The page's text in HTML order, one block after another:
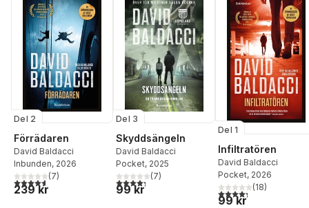
Del 2
Förrädaren
David Baldacci
Inbunden, 2026
4,6utav 5 stjärnor. Totalt antal röster:
(7)
239 kr
Del 3
Skyddsängeln
David Baldacci
Pocket, 2025
4,3utav 5 stjärnor. Totalt antal röster:
(7)
99 kr
Del 1
Infiltratören
David Baldacci
Pocket, 2026
4,3utav 5 stjärnor.
(18)
99 kr